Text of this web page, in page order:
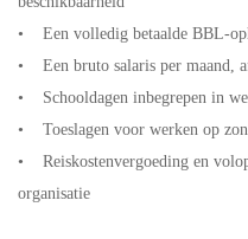
• Een volledig betaalde BBL-
• Een bruto salaris per maand,
• Schooldagen inbegrepen in
• Toeslagen voor werken op
• Reiskostenvergoeding en
organisatie